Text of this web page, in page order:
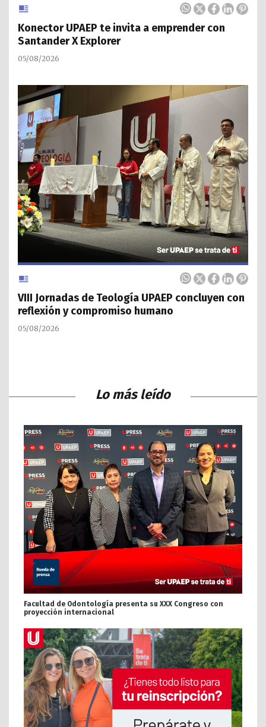
Konector UPAEP te invita a emprender con
Santander X Explorer
05/08/2026
VIII Jornadas de Teología UPAEP concluyen con
reflexión y compromiso humano
05/08/2026
Lo más leído
Facultad de Odontología presenta su XXX Congreso con
proyección internacional